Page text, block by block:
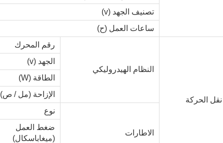
تصنيف الجهد (v)
ساعات العمل (ح)
الحركة
النظام الهيدروليكي
رقم المحرك
الجهد (v)
الطاقة (W)
الإزاحة (مل / ص)
الاطارات
نوع
ضغط العمل
(ميغاباسكال)